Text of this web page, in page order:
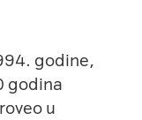
godine,
godina
u